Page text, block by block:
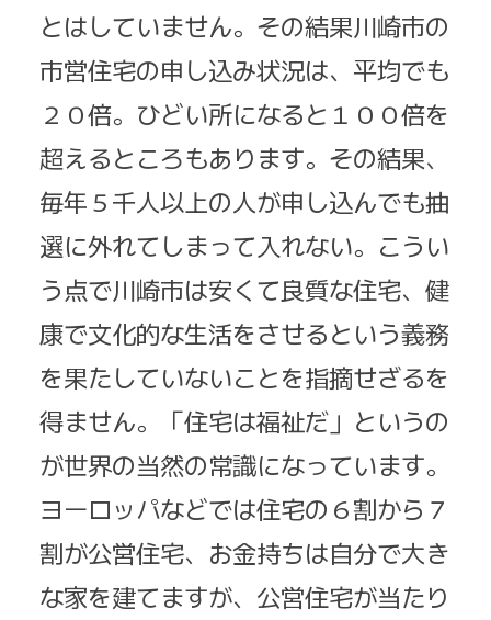
とはしていません。その結果川崎市の
市営住宅の申し込み状況は、平均でも
２０倍。ひどい所になると１００倍を
超えるところもあります。その結果、
毎年５千人以上の人が申し込んでも抽
選に外れてしまって入れない。こうい
う点で川崎市は安くて良質な住宅、健
康で文化的な生活をさせるという義務
を果たしていないことを指摘せざるを
得ません。「住宅は福祉だ」というの
が世界の当然の常識になっています。
ヨーロッパなどでは住宅の６割から７
割が公営住宅、お金持ちは自分で大き
な家を建てますが、公営住宅が当たり